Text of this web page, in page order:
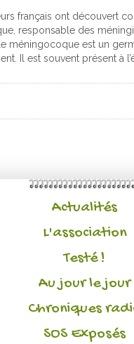
français ont découvert
responsable des
méningocoque est un
Il est souvent présent à
Actualités
L'association
Testé !
Au jour le jour
Chroniques
SOS Exposés